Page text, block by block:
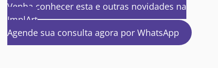
Venha conhecer esta e outras novidades na
ImplArt
Agende sua consulta agora por WhatsApp